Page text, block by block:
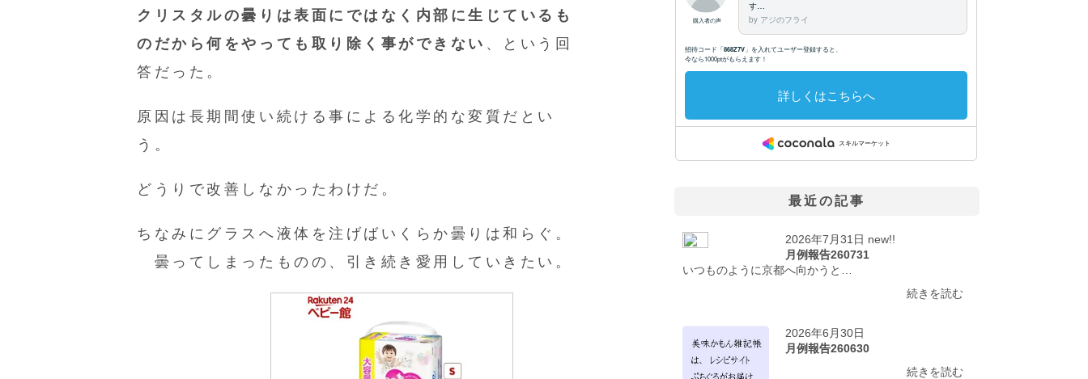
クリスタルの曇りは表面にではなく内部に生じているも
のだから何をやっても取り除く事ができない 、という回
答だった。
原因は長期間使い続ける事による化学的な変質だとい
う。
どうりで改善しなかったわけだ。
ちなみにグラスへ液体を注げばいくらか曇りは和らぐ。
曇ってしまったものの、引き続き愛用していきたい。
最近の記事
2026年7月31日 new!!
月例報告260731
いつものように京都へ向かうと…
続きを読む
2026年6月30日
月例報告260630
続きを読む